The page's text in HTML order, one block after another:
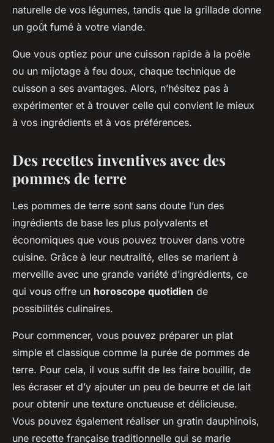
naturelle de vos légumes, tandis que la grillade donne
un goût fumé à votre viande.
Que vous optiez pour une cuisson rapide à la poêle
ou un mijotage à feu doux, chaque technique de
cuisson a ses avantages. Alors, n’hésitez pas à
expérimenter et à trouver celle qui convient le mieux
à vos ingrédients et à vos préférences.
Des recettes inventives avec des
pommes de terre
Les pommes de terre sont sans doute l’un des
ingrédients de base les plus polyvalents et
économiques que vous pouvez trouver dans votre
cuisine. Grâce à leur neutralité, elles se marient à
merveille avec une grande variété d’ingrédients, ce
qui vous offre un horoscope quotidien de
possibilités culinaires.
Pour commencer, vous pouvez préparer un plat
simple et classique comme la purée de pommes de
terre. Pour cela, il vous suffit de les faire bouillir, de
les écraser et d’y ajouter un peu de beurre et de lait
pour obtenir une texture onctueuse et délicieuse.
Vous pouvez également réaliser un gratin dauphinois,
une recette française traditionnelle qui se marie